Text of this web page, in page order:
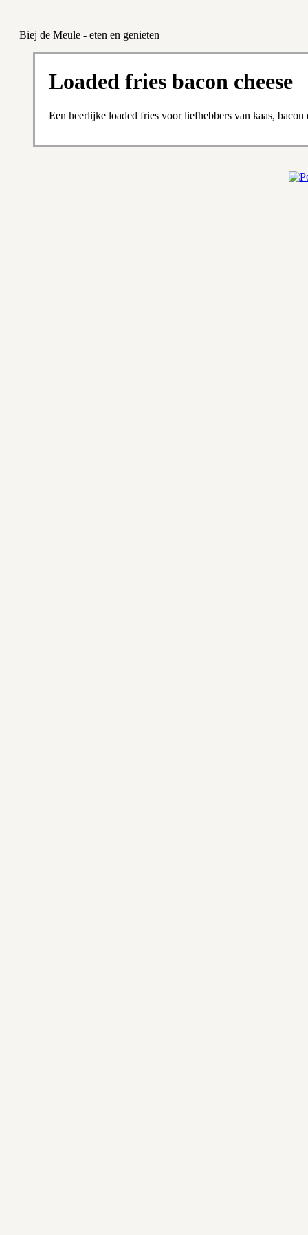
Biej de Meule - eten en genieten
Loaded fries bacon cheese
Een heerlijke loaded fries voor liefhebbers van kaas, bacon